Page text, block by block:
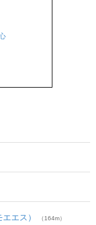
エス） （164m）